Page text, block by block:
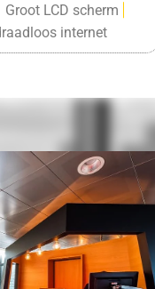
Groot LCD scherm
internet